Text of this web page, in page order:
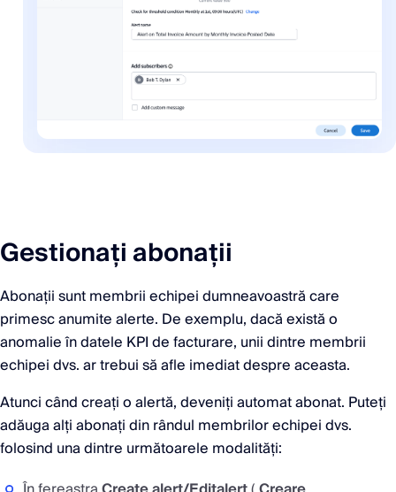
Gestionați abonații
Abonații sunt membrii echipei dumneavoastră care
primesc anumite alerte. De exemplu, dacă există o
anomalie în datele KPI de facturare, unii dintre membrii
echipei dvs. ar trebui să afle imediat despre aceasta.
Atunci când creați o alertă, deveniți automat abonat. Puteți
adăuga alți abonați din rândul membrilor echipei dvs.
folosind una dintre următoarele modalități: